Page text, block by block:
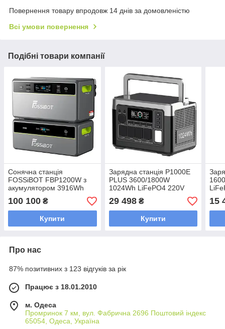
Повернення товару впродовж 14 днів за домовленістю
Всі умови повернення
Подібні товари компанії
Сонячна станція
FOSSiBOT FBP1200W з
акумулятором 3916Wh
LiFePO4 керування через
APP WiFi MPPT 2000W 3
виходи AC 220 1 USB 15
100 100 ₴
Купити
Зарядна станція P1000E
PLUS 3600/1800W
1024Wh LiFePO4 220V
чистий синус
29 498₴
Купити
15
Про нас
87% позитивних з 123 відгуків за рік
Працює з 18.01.2010
м. Одеса
Промринок 7 км, вул. Фабрична 2696 Поштовий індекс
65054, Одеса, Україна